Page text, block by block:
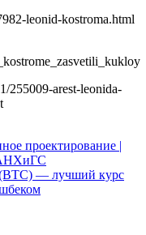
leonid-kostroma.html
255009-arest-leonida-
проектирование |
— лучший курс